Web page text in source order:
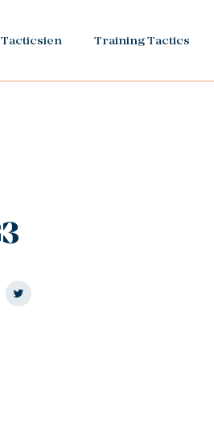
Training Tactics